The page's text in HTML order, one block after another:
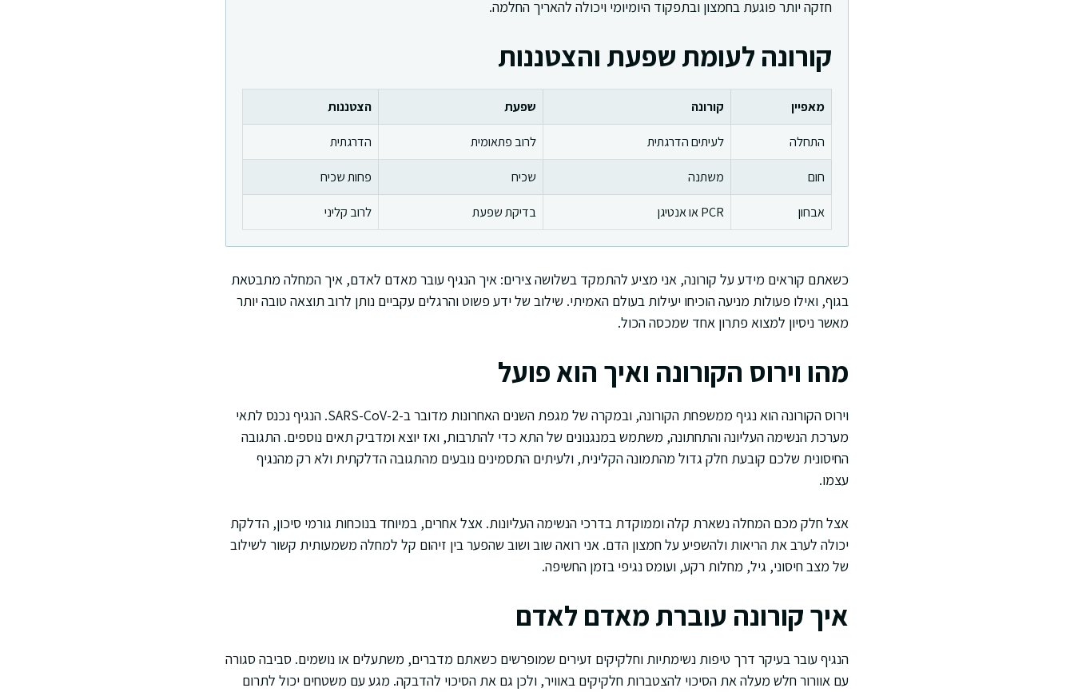
חזקה יותר פוגעת בחמצון ובתפקוד היומיומי ויכולה להאריך החלמה.
קורונה לעומת שפעת והצטננות
מאפיין קורונה שפעת
הצטננות
התחלה
לעיתים הדרגתית לרוב פתאומית
הדרגתית
חום
משתנה שכיח
פחות שכיח
אבחון
PCR או אנטיגן בדיקת שפעת לרוב קליני
כשאתם קוראים מידע על קורונה, אני מציע להתמקד בשלושה צירים: איך הנגיף עובר מאדם לאדם, איך המחלה מתבטאת
בגוף, ואילו פעולות מניעה הוכיחו יעילות בעולם האמיתי. שילוב של ידע פשוט והרגלים עקביים נותן לרוב תוצאה טובה יותר
מאשר ניסיון למצוא פתרון אחד שמכסה הכול.
מהו וירוס הקורונה ואיך הוא פועל
וירוס הקורונה הוא נגיף ממשפחת הקורונה, ובמקרה של מגפת השנים האחרונות מדובר ב-SARS-CoV-2. הנגיף נכנס לתאי
מערכת הנשימה העליונה והתחתונה, משתמש במנגנונים של התא כדי להתרבות, ואז יוצא ומדביק תאים נוספים. התגובה
החיסונית שלכם קובעת חלק גדול מהתמונה הקלינית, ולעיתים התסמינים נובעים מהתגובה הדלקתית ולא רק מהנגיף
עצמו.
אצל חלק מכם המחלה נשארת קלה וממוקדת בדרכי הנשימה העליונות. אצל אחרים, במיוחד בנוכחות גורמי סיכון, הדלקת
יכולה לערב את הריאות ולהשפיע על חמצון הדם. אני רואה שוב ושוב שהפער בין זיהום קל למחלה משמעותית קשור לשילוב
של מצב חיסוני, גיל, מחלות רקע, ועומס נגיפי בזמן החשיפה.
איך קורונה עוברת מאדם לאדם
הנגיף עובר בעיקר דרך טיפות נשימתיות וחלקיקים זעירים שמופרשים כשאתם מדברים, משתעלים או נושמים. סביבה סגורה
עם אוורור חלש מעלה את הסיכוי להצטברות חלקיקים באוויר, ולכן גם את הסיכוי להדבקה. מגע עם משטחים יכול לתרום